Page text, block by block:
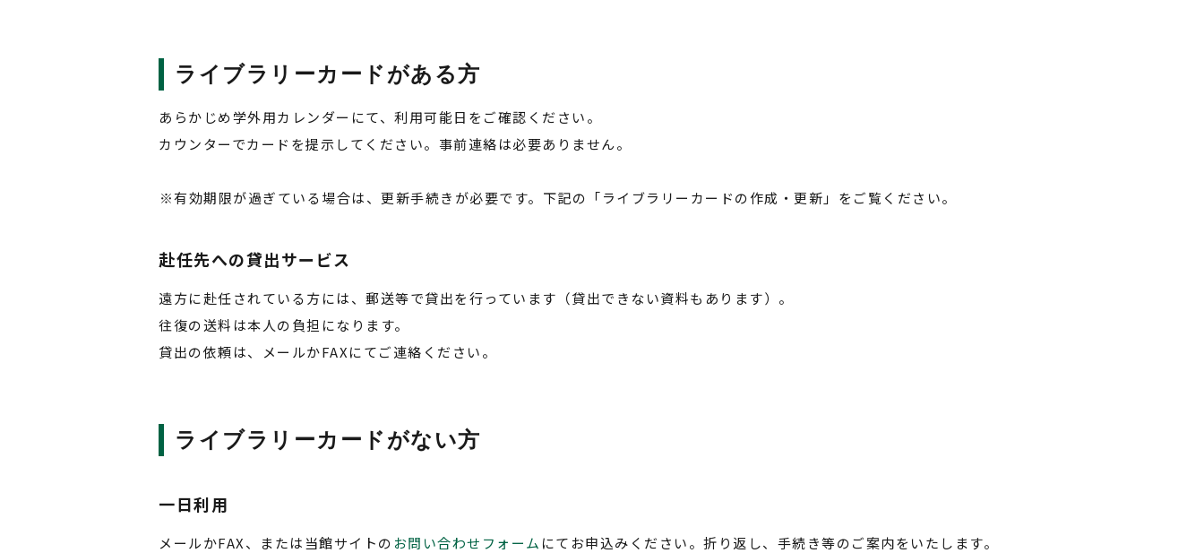
ライブラリーカードがある方
あらかじめ学外用カレンダーにて、利用可能日をご確認ください。
カウンターでカードを提示してください。事前連絡は必要ありません。
有効期限が過ぎている場合は、更新手続きが必要です。下記の「ライブラリーカードの作成・更新」をご覧ください。
赴任先への貸出サービス
遠方に赴任されている方には、郵送等で貸出を行っています（貸出できない資料もあります）。
往復の送料は本人の負担になります。
貸出の依頼は、メールかFAXにてご連絡ください。
ライブラリーカードがない方
一日利用
メールかFAX、または当館サイトの お問い合わせフォーム にてお申込みください。折り返し、手続き等のご案内をいたします。